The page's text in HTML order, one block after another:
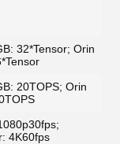
32*Tensor; Orin
20TOPS; Orin
4K60fps